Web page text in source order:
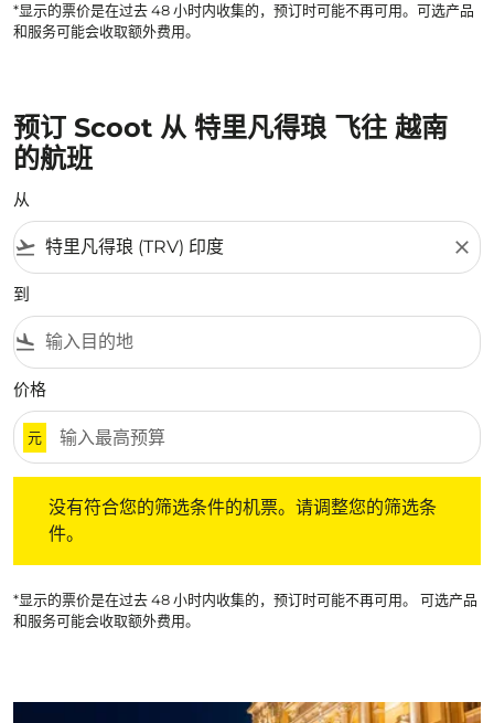
*显示的票价是在过去 48 小时内收集的，预订时可能不再可用。可选产品
和服务可能会收取额外费用。
预订 Scoot 从 特里凡得琅 飞往 越南
的航班
从
flight_takeoff close
到
flight_land
价格
元
没有符合您的筛选条件的机票。请调整您的筛选条
件。
*显示的票价是在过去 48 小时内收集的，预订时可能不再可用。 可选产品
和服务可能会收取额外费用。